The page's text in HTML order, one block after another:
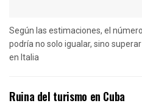
Según las estimaciones, el
podría no solo igualar, sino
en Italia
Ruina del turismo en Cuba